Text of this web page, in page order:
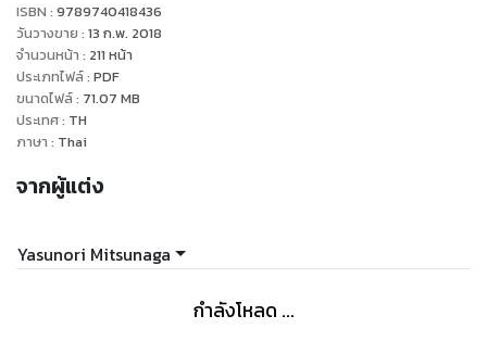
ISBN : 9789740418436
วันวางขาย : 13 ก.พ. 2018
จำนวนหน้า : 211 หน้า
ประเภทไฟล์: PDF
ขนาดไฟล์: 71.07 MB
ประเทศ: TH
ภาษา : Thai
จากผู้แต่ง
Yasunori Mitsunaga
กำลังโหลด ...